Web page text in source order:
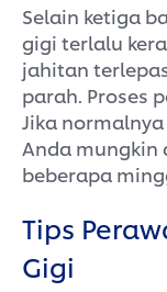
Selain ketiga
gigi terlalu
jahitan
parah. Proses
Jika
Anda mungkin
beberapa
Tips
Gigi